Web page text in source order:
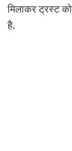
मिलाकर ट्रस्ट
है.